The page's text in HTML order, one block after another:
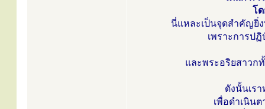
โ
นี่แหละเป็นจุดสำคัญยิ่
เพราะการป
และพระอริยสาวก
ดังนั้นเร
เพื่อดำเนิน